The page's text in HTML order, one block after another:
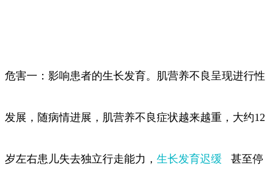
危害一：影响患者的生长发育。肌营养不良呈现进行性
发展，随病情进展，肌营养不良症状越来越重，大约12
岁左右患儿失去独立行走能力， 生长发育迟缓 甚至停